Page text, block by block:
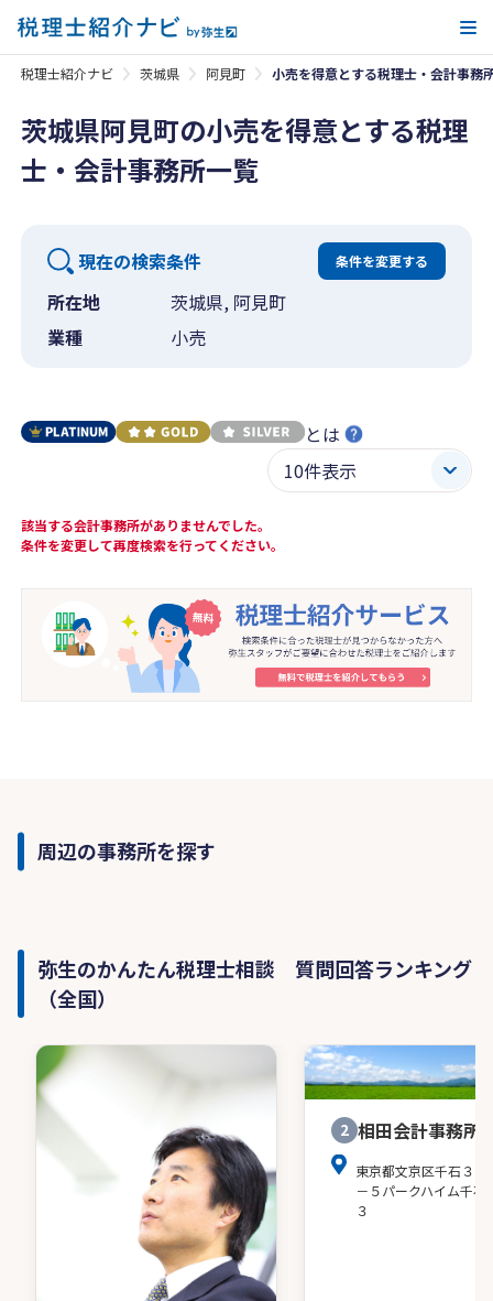
税理士紹介ナビ 茨城県 阿見町 小売を得意とする税理士・会計事務
茨城県阿見町の小売を得意とする税理
士・会計事務所一覧
現在の検索条件 条件を変更する
所在地
茨城県, 阿見町
業種
小売
とは
該当する会計事務所がありませんでした。
条件を変更して再度検索を行ってください。
周辺の事務所を探す
弥生のかんたん税理士相談 質問回答ランキング
（全国）
2 相田会計事務所
東京都文京区千石３－
－５パークハイム千石
３